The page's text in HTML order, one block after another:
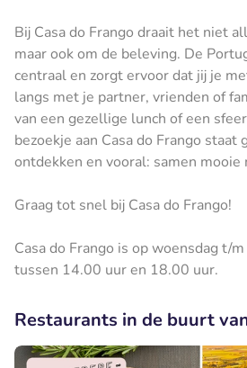
Bij Casa do Frango draait het niet
maar ook om de beleving. De
centraal en zorgt ervoor dat jij je
langs met je partner, vrienden of
van een gezellige lunch of een
bezoekje aan Casa do Frango staat
ontdekken en vooral: samen
Graag tot snel bij Casa do Frango!
Casa do Frango is op woensdag t/
tussen 14.00 uur en 18.00 uur.
Restaurants in de buurt